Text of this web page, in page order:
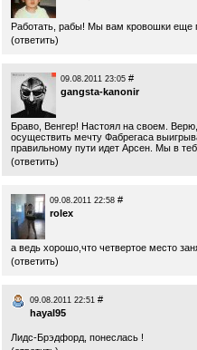
Работать, рабы! Мы вам кровошки еще
(ответить)
09.08.2011 23:05 #
gangsta-kanonir
Браво, Венгер! Настоял на своем.
осуществить мечту Фабрегаса
правильному пути идет Арсен. Мы в
(ответить)
09.08.2011 22:58 #
rolex
а ведь хорошо,что четвертое место
(ответить)
09.08.2011 22:51 #
hayal95
Лидс-Брэдфорд, понеслась !